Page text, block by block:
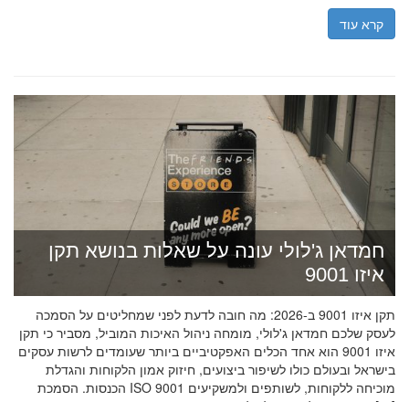
קרא עוד
חמדאן ג'לולי עונה על שאלות בנושא תקן
איזו 9001
תקן איזו 9001 ב-2026: מה חובה לדעת לפני שמחליטים על הסמכה
לעסק שלכם חמדאן ג'לולי, מומחה ניהול האיכות המוביל, מסביר כי תקן
איזו 9001 הוא אחד הכלים האפקטיביים ביותר שעומדים לרשות עסקים
בישראל ובעולם כולו לשיפור ביצועים, חיזוק אמון הלקוחות והגדלת
הכנסות. הסמכת ISO 9001 מוכיחה ללקוחות, לשותפים ולמשקיעים